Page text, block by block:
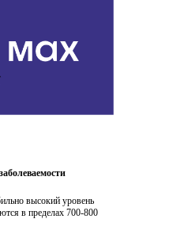
высокий уровень
в пределах 700-800